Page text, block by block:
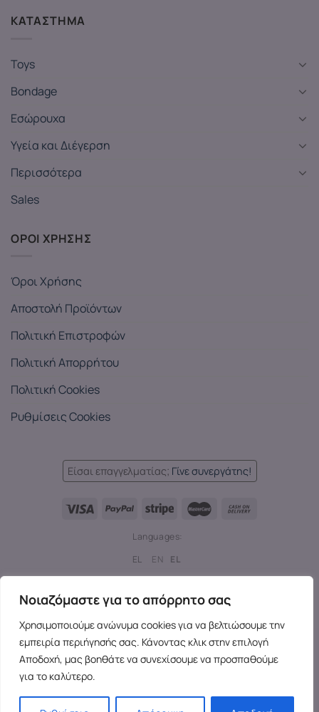
Νοιαζόμαστε για το απόρρητο σας
Χρησιμοποιούμε ανώνυμα cookies για να βελτιώσουμε την
εμπειρία περιήγησής σας. Κάνοντας κλικ στην επιλογή
Αποδοχή, μας βοηθάτε να συνεχίσουμε να προσπαθούμε
για το καλύτερο.
ΚΑΤΑΣΤΗΜΑ
Toys
Bondage
Εσώρουχα
Υγεία και Διέγερση
Περισσότερα
Sales
ΟΡΟΙ ΧΡΗΣΗΣ
Όροι Χρήσης
Αποστολή Προϊόντων
Πολιτική Επιστροφών
Πολιτική Απορρήτου
Πολιτική Cookies
Ρυθμίσεις Cookies
Είσαι επαγγελματίας; Γίνε συνεργάτης!
Languages:
EL
EN EL
Copyright 2026 ©
- Adult toys and merchandise | All
rights reserved.